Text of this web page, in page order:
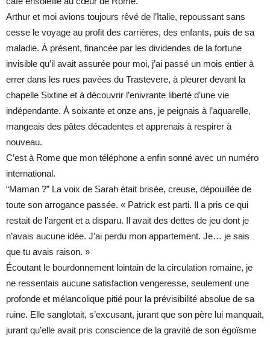
Arthur et moi avions toujours rêvé de l’Italie, repoussant sans
cesse le voyage au profit des carrières, des enfants, puis de sa
maladie. À présent, financée par les dividendes de la fortune
invisible qu’il avait assurée pour moi, j’ai passé un mois entier à
errer dans les rues pavées du Trastevere, à pleurer devant la
chapelle Sixtine et à découvrir l’enivrante liberté d’une vie
indépendante. À soixante et onze ans, je peignais à l’aquarelle,
mangeais des pâtes décadentes et apprenais à respirer à
nouveau.
C’est à Rome que mon téléphone a enfin sonné avec un numéro
international.
“Maman ?” La voix de Sarah était brisée, creuse, dépouillée de
toute son arrogance passée. « Patrick est parti. Il a pris ce qui
restait de l’argent et a disparu. Il avait des dettes de jeu dont je
n’avais aucune idée. J’ai perdu mon appartement. Je… je sais
que tu avais raison. »
Écoutant le bourdonnement lointain de la circulation romaine, je
ne ressentais aucune satisfaction vengeresse, seulement une
profonde et mélancolique pitié pour la prévisibilité absolue de sa
ruine. Elle sanglotait, s’excusant, jurant que son père lui manquait,
jurant qu’elle avait pris conscience de la gravité de son égoïsme